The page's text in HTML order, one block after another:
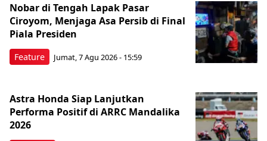
Feature
Nobar di Tengah Lapak Pasar
Ciroyom, Menjaga Asa Persib di Final
Piala Presiden
Jumat, 7 Agu 2026 - 15:59
Astra Honda Siap Lanjutkan
Performa Positif di ARRC Mandalika
2026